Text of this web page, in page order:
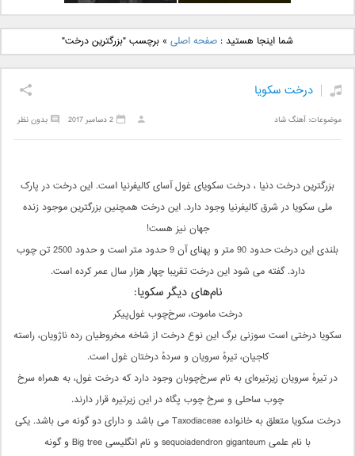
دانلود آهنگ جدید بهنام
بانی بنام قرص قمر 2
دانلود آهنگ جدید علی
یاسینی بنام دورترین نزدیک
شما اینجا هستید :صفحه اصلی »برچسب "بزرگترین درخت"
درخت سکویا
موضوعات:آهنگ شاد بدون نظر 2 دسامبر 2017
بزرگترین درخت دنیا ، درخت سکویای غول آسای کالیفرنیا است. این درخت در پارک
ملی سکویا در شرق کالیفرنیا وجود دارد. این درخت همچنین بزرگترین موجود زنده
جهان نیز هست!
بلندی این درخت حدود 90 متر و پهنای آن 9 حدود متر است و حدود 2500 تن چوب
دارد. گفته می شود این درخت تقریبا چهار هزار سال عمر کرده است.
نام‌های دیگر سکویا:
درخت ماموت، سرخ‌چوب غول‌پیکر
سکویا درختی است سوزنی برگ این نوع درخت از شاخه مخروطیان رده ناژویان، راسته
کاجیان، تیرهٔ سرویان و سردهٔ درختان غول است.
در تیرهٔ سرویان زیرتیره‌ای به نام سرخ‌چوبان وجود دارد که درخت غول، به همراه سرخ
چوب ساحلی و سرخ چوب پگاه در این زیرتیره قرار دارند.
درخت سکویا متعلق به خانواده Taxodiaceae می باشد و دارای دو گونه می باشد. یکی
با نام علمی sequoiadendron giganteum و نام انگلیسی Big tree و گونه